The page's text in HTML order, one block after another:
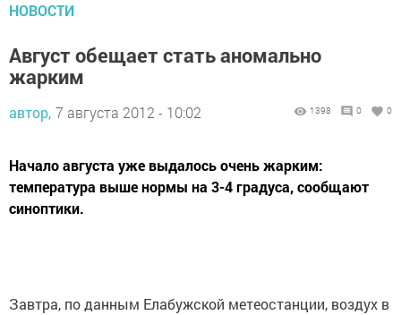
НОВОСТИ
Август обещает стать аномально
жарким
автор, 7 августа 2012 - 10:02 1398 0 0
Начало августа уже выдалось очень жарким:
температура выше нормы на 3-4 градуса, сообщают
синоптики.
Завтра, по данным Елабужской метеостанции, воздух в